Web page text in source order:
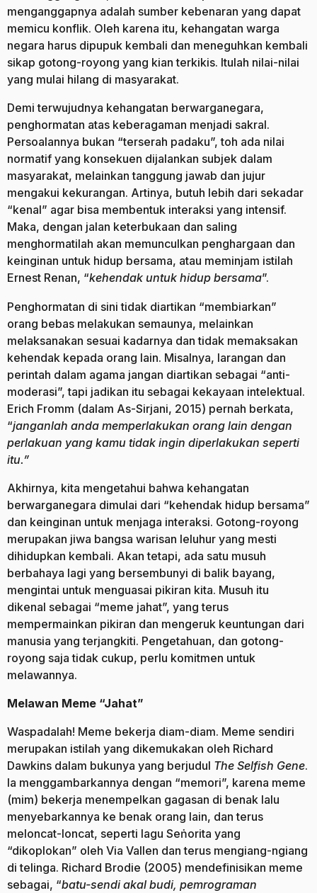
menganggapnya adalah sumber kebenaran yang dapat
memicu konflik. Oleh karena itu, kehangatan warga
negara harus dipupuk kembali dan meneguhkan kembali
sikap gotong-royong yang kian terkikis. Itulah nilai-nilai
yang mulai hilang di masyarakat.
Demi terwujudnya kehangatan berwarganegara,
penghormatan atas keberagaman menjadi sakral.
Persoalannya bukan “terserah padaku”, toh ada nilai
normatif yang konsekuen dijalankan subjek dalam
masyarakat, melainkan tanggung jawab dan jujur
mengakui kekurangan. Artinya, butuh lebih dari sekadar
“kenal” agar bisa membentuk interaksi yang intensif.
Maka, dengan jalan keterbukaan dan saling
menghormatilah akan memunculkan penghargaan dan
keinginan untuk hidup bersama, atau meminjam istilah
Ernest Renan, “kehendak untuk hidup bersama”.
Penghormatan di sini tidak diartikan “membiarkan”
orang bebas melakukan semaunya, melainkan
melaksanakan sesuai kadarnya dan tidak memaksakan
kehendak kepada orang lain. Misalnya, larangan dan
perintah dalam agama jangan diartikan sebagai “anti-
moderasi”, tapi jadikan itu sebagai kekayaan intelektual.
Erich Fromm (dalam As-Sirjani, 2015) pernah berkata,
“janganlah anda memperlakukan orang lain dengan
perlakuan yang kamu tidak ingin diperlakukan seperti
itu.”
Akhirnya, kita mengetahui bahwa kehangatan
berwarganegara dimulai dari “kehendak hidup bersama”
dan keinginan untuk menjaga interaksi. Gotong-royong
merupakan jiwa bangsa warisan leluhur yang mesti
dihidupkan kembali. Akan tetapi, ada satu musuh
berbahaya lagi yang bersembunyi di balik bayang,
mengintai untuk menguasai pikiran kita. Musuh itu
dikenal sebagai “meme jahat”, yang terus
mempermainkan pikiran dan mengeruk keuntungan dari
manusia yang terjangkiti. Pengetahuan, dan gotong-
royong saja tidak cukup, perlu komitmen untuk
melawannya.
Melawan Meme “Jahat”
Waspadalah! Meme bekerja diam-diam. Meme sendiri
merupakan istilah yang dikemukakan oleh Richard
Dawkins dalam bukunya yang berjudul The Selfish Gene.
Ia menggambarkannya dengan “memori”, karena meme
(mim) bekerja menempelkan gagasan di benak lalu
menyebarkannya ke benak orang lain, dan terus
meloncat-loncat, seperti lagu Seṅorita yang
“dikoplokan” oleh Via Vallen dan terus mengiang-ngiang
di telinga. Richard Brodie (2005) mendefinisikan meme
sebagai, “batu-sendi akal budi, pemrograman